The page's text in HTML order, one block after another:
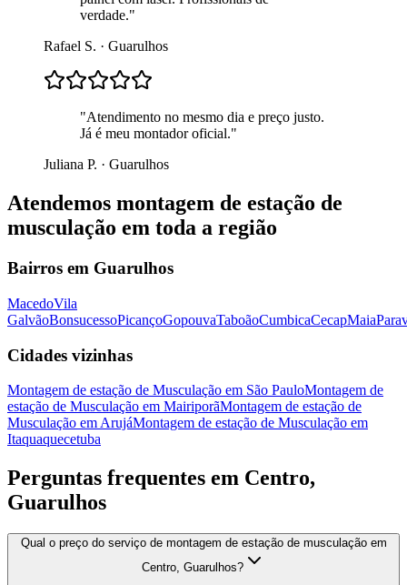
verdade."
Rafael S. · Guarulhos
"Atendimento no mesmo dia e preço justo.
Já é meu montador oficial."
Juliana P. · Guarulhos
Atendemos montagem de estação de
musculação em toda a região
Bairros em Guarulhos
MacedoVila
GalvãoBonsucessoPicançoGopouvaTaboãoCumbicaCecapMaia
Cidades vizinhas
Montagem de estação de Musculação em São PauloMontagem de
estação de Musculação em MairiporãMontagem de estação de
Musculação emArujáMontagem de estação de Musculação em
Itaquaquecetuba
Perguntas frequentes em Centro,
Guarulhos
Qual o preço do serviço de montagem de estação de musculação em
Centro, Guarulhos?